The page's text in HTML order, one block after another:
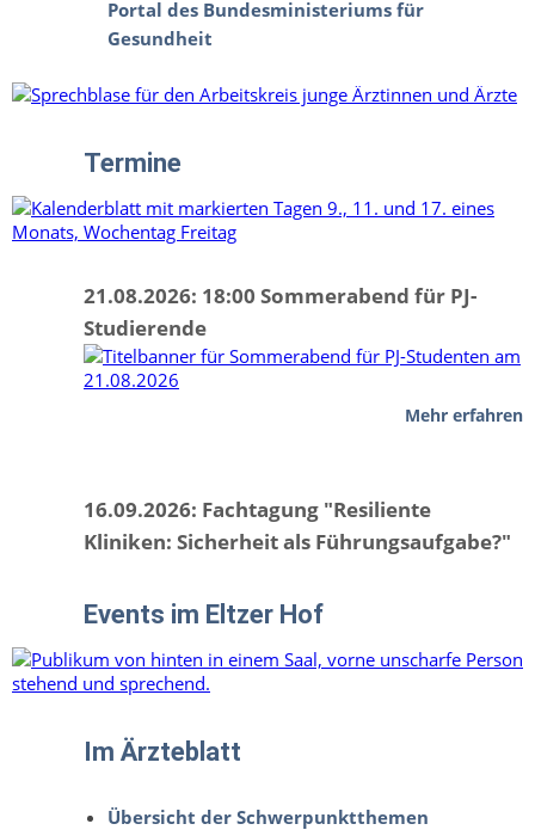
Portal des Bundesministeriums für
Gesundheit
Termine
21.08.2026: 18:00 Sommerabend für PJ-
Studierende
Mehr erfahren
16.09.2026: Fachtagung "Resiliente
Kliniken: Sicherheit als Führungsaufgabe?"
Events im Eltzer Hof
Im Ärzteblatt
Übersicht der Schwerpunktthemen